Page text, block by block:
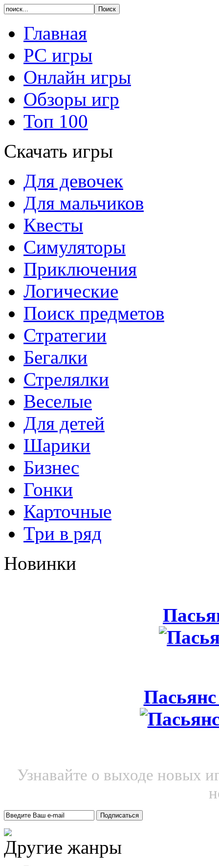
Главная
PC игры
Онлайн игры
Обзоры игр
Топ 100
Скачать игры
Для девочек
Для мальчиков
Квесты
Симуляторы
Приключения
Логические
Поиск предметов
Стратегии
Бегалки
Стрелялки
Веселые
Для детей
Шарики
Бизнес
Гонки
Карточные
Три в ряд
Новинки
Узнавайте о выходе новых
Другие жанры